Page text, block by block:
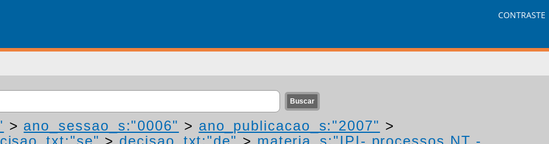
CONTRASTE
> ano_sessao_s:"0006" > ano_publicacao_s:"2007" >
> decisao_txt:"de" > materia_s:"IPI- processos NT -